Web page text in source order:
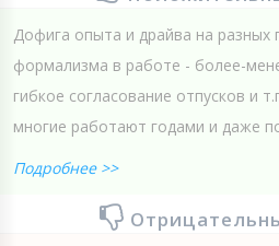
Дофига опыта и драйва на разных
формализма в работе - более-
гибкое согласование отпусков и
многие работают годами и даже
Подробнее >>